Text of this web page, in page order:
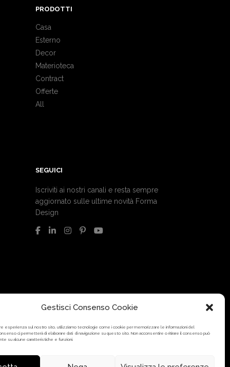
Gestisci Consenso Cookie
esperienza sul nostro sito, utilizziamo tecnologie come i cookie per memorizzare le informazioni del
ci permetterà di elaborare dati di navigazione su questo sito. Non acconsentire o ritirare il consenso può
su alcune caratteristiche e funzioni.
PRODOTTI
Casa
Esterno
Decor
Materioteca
Contract
Offerte
All
SEGUICI
Iscriviti ai nostri canali e resta sempre
aggiornato sulle ultime novità Forma
Design